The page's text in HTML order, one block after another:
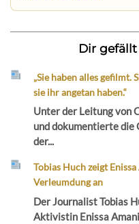
Dir
„Sie haben alles gefilmt.
sie ihr angetan haben.“
Unter der Leitung von
und dokumentierte die
der...
Tobias Huch zeigt
Verleumdung an
Der Journalist Tobias
Aktivistin Enissa